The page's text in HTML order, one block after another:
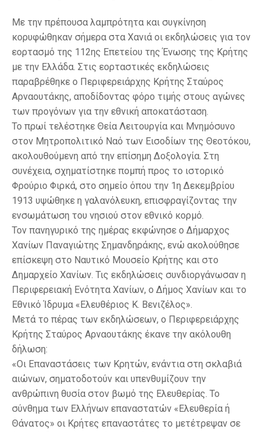
Με την πρέπουσα λαμπρότητα και συγκίνηση
κορυφώθηκαν σήμερα στα Χανιά οι εκδηλώσεις για τον
εορτασμό της 112ης Επετείου της Ένωσης της Κρήτης
με την Ελλάδα. Στις εορταστικές εκδηλώσεις
παραβρέθηκε ο Περιφερειάρχης Κρήτης Σταύρος
Αρναουτάκης, αποδίδοντας φόρο τιμής στους αγώνες
των προγόνων για την εθνική αποκατάσταση.
Το πρωί τελέστηκε Θεία Λειτουργία και Μνημόσυνο
στον Μητροπολιτικό Ναό των Εισοδίων της Θεοτόκου,
ακολουθούμενη από την επίσημη Δοξολογία. Στη
συνέχεια, σχηματίστηκε πομπή προς το ιστορικό
Φρούριο Φιρκά, στο σημείο όπου την 1η Δεκεμβρίου
1913 υψώθηκε η γαλανόλευκη, επισφραγίζοντας την
ενσωμάτωση του νησιού στον εθνικό κορμό.
Τον πανηγυρικό της ημέρας εκφώνησε ο Δήμαρχος
Χανίων Παναγιώτης Σημανδηράκης, ενώ ακολούθησε
επίσκεψη στο Ναυτικό Μουσείο Κρήτης και στο
Δημαρχείο Χανίων. Τις εκδηλώσεις συνδιοργάνωσαν η
Περιφερειακή Ενότητα Χανίων, ο Δήμος Χανίων και το
Εθνικό Ίδρυμα «Ελευθέριος Κ. Βενιζέλος».
Μετά το πέρας των εκδηλώσεων, ο Περιφερειάρχης
Κρήτης Σταύρος Αρναουτάκης έκανε την ακόλουθη
δήλωση:
«Οι Επαναστάσεις των Κρητών, ενάντια στη σκλαβιά
αιώνων, σηματοδοτούν και υπενθυμίζουν την
ανθρώπινη θυσία στον βωμό της Ελευθερίας. Το
σύνθημα των Ελλήνων επαναστατών «Ελευθερία ή
Θάνατος» οι Κρήτες επαναστάτες το μετέτρεψαν σε